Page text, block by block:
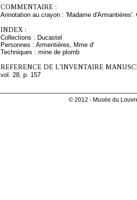
COMMENTAIRE :
Annotation au crayon : 'Madame
INDEX :
Collections : Ducastel
Personnes : Armentières, Mme d'
Techniques : mine de plomb
REFERENCE DE L'INVENTAIRE
vol. 28, p. 157
© 2012 - Musée du